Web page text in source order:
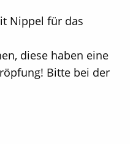
Nippel für das
diese haben eine
Bitte bei der